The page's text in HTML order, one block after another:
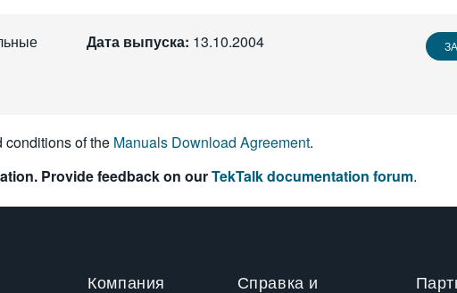
Дата выпуска: 13.10.2004
conditions of the Manuals Download Agreement.
Provide feedback on ourTekTalk documentation forum.
Компания
Справка и